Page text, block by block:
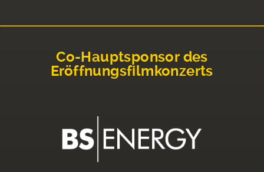
Co-Hauptsponsor des
Eröffnungsfilmkonzerts